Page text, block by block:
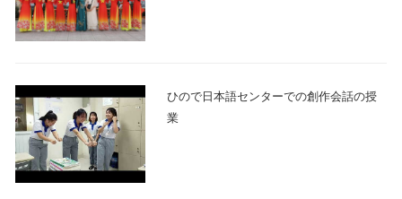
ひので日本語センターでの創作会話の授
業